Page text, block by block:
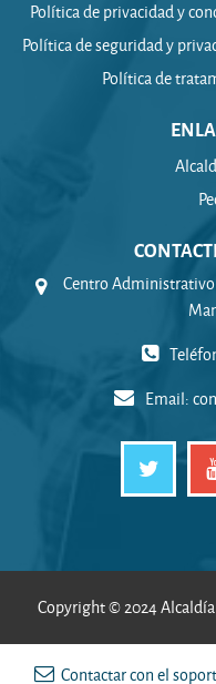
Política de privacidad y
Política de seguridad y
Política de
Centro Administrativo
Email:
Copyright © 2024 Alcaldía
Contactar con el